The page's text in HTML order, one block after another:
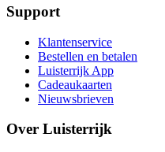
Support
Klantenservice
Bestellen en betalen
Luisterrijk App
Cadeaukaarten
Nieuwsbrieven
Over Luisterrijk